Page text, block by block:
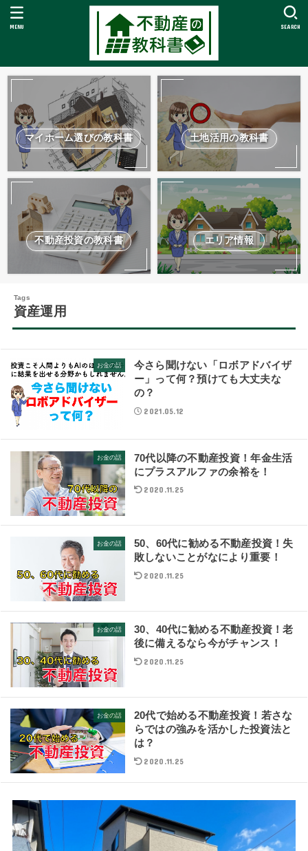
SEARCH
MENU
マイホーム選びの教科書 土地活用の教科書
不動産投資の教科書 エリア情報
資産運用
お金の話
今さら聞けない「ロボアドバイザ
ー」って何？預けても大丈夫な
の？
2021.05.12
お金の話
70代以降の不動産投資！年金生活
にプラスアルファの余裕を！
2020.11.25
お金の話
50、60代に勧める不動産投資！失
敗しないことがなにより重要！
2020.11.25
お金の話
30、40代に勧める不動産投資！老
後に備えるなら今がチャンス！
2020.11.25
お金の話
20代で始める不動産投資！若さな
らではの強みを活かした投資法と
は？
2020.11.25